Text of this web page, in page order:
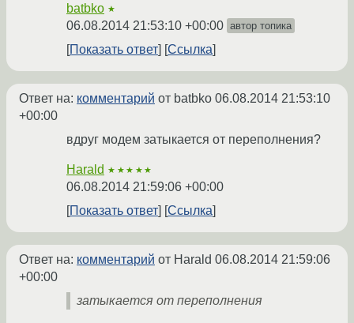
batbko ★
06.08.2014 21:53:10 +00:00 автор топика
Показать ответ Ссылка
Ответ на: комментарий от batbko 06.08.2014 21:53:10
+00:00
вдруг модем затыкается от переполнения?
Harald ★★★★★
06.08.2014 21:59:06 +00:00
Показать ответ
Ссылка
Ответ на: комментарий от Harald 06.08.2014 21:59:06
+00:00
затыкается от переполнения